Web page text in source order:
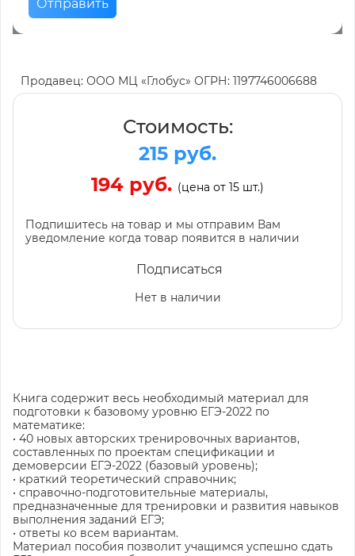
Отправить
Продавец: ООО МЦ «Глобус» ОГРН: 1197746006688
Стоимость:
215 руб.
194 руб. (цена от 15 шт.)
Подпишитесь на товар и мы отправим Вам
уведомление когда товар появится в наличии
Подписаться
Нет в наличии
Книга содержит весь необходимый материал для
подготовки к базовому уровню ЕГЭ-2022 по
математике:
• 40 новых авторских тренировочных вариантов,
составленных по проектам спецификации и
демоверсии ЕГЭ-2022 (базовый уровень);
• краткий теоретический справочник;
• справочно-подготовительные материалы,
предназначенные для тренировки и развития навыков
выполнения заданий ЕГЭ;
• ответы ко всем вариантам.
Материал пособия позволит учащимся успешно сдать